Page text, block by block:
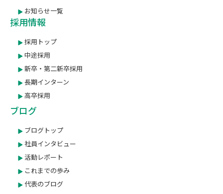
お知らせ一覧
採用情報
採用トップ
中途採用
新卒・第二新卒採用
長期インターン
高卒採用
ブログ
ブログトップ
社員インタビュー
活動レポート
これまでの歩み
代表のブログ